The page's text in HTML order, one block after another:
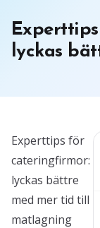
lyckas
Experttips för
cateringfirmor:
lyckas bättre
med mer tid till
matlagning